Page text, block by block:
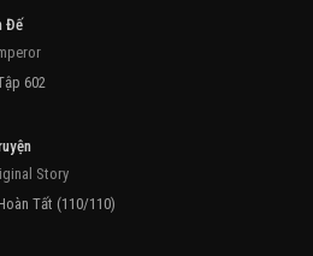
Đế
602
Story
Tất (110/110)